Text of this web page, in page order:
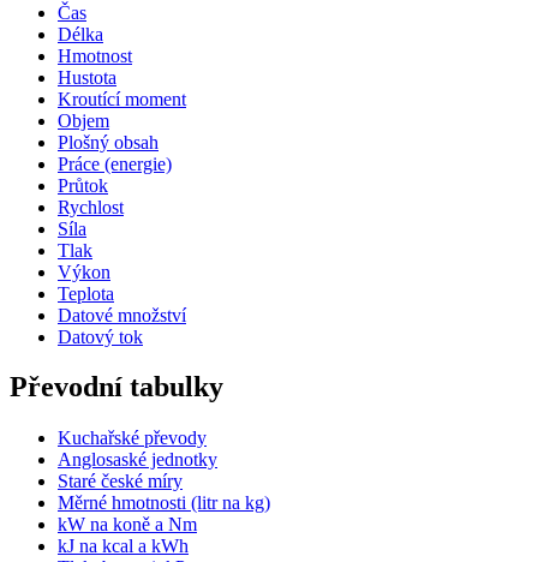
Čas
Délka
Hmotnost
Hustota
Kroutící moment
Objem
Plošný obsah
Práce (energie)
Průtok
Rychlost
Síla
Tlak
Výkon
Teplota
Datové množství
Datový tok
Převodní tabulky
Kuchařské převody
Anglosaské jednotky
Staré české míry
Měrné hmotnosti (litr na kg)
kW na koně a Nm
kJ na kcal a kWh